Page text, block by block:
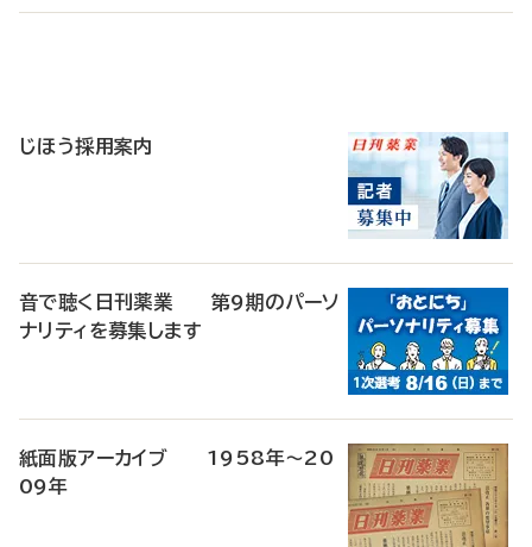
じほう採用案内
音で聴く日刊薬業 第9期のパーソ
ナリティを募集します
紙面版アーカイブ 1958年～20
09年